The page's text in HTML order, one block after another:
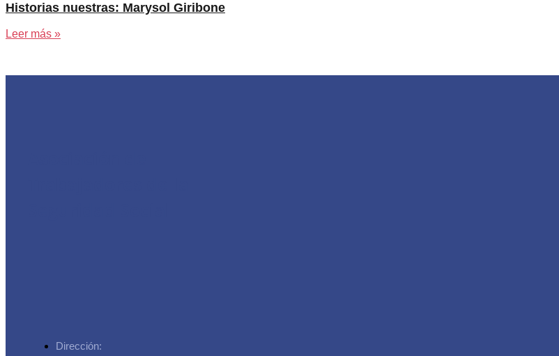
Historias nuestras: Marysol Giribone
Leer más »
Dirección: